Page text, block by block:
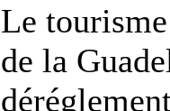
Le
de la